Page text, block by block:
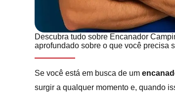
Descubra tudo sobre Encanador
aprofundado sobre o que você precisa
Se você está em busca de um
surgir a qualquer momento e, quando